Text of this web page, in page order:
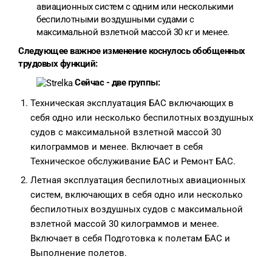
авиационных систем с одним или несколькими
беспилотными воздушными судами с
максимальной взлетной массой 30 кг и менее.
Следующее важное изменение коснулось обобщенных
трудовых функций:
Сейчас - две группы:
Техническая эксплуатация БАС включающих в
себя одно или несколько беспилотных воздушных
судов с максимальной взлетной массой 30
килограммов и менее. Включает в себя
Техническое обслуживание БАС и Ремонт БАС.
Летная эксплуатация беспилотных авиационных
систем, включающих в себя одно или несколько
беспилотных воздушных судов с максимальной
взлетной массой 30 килограммов и менее.
Включает в себя Подготовка к полетам БАС и
Выполнение полетов.